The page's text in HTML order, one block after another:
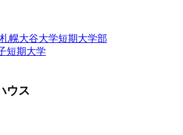
幌大谷大学短期大学部
短期大学
ウス